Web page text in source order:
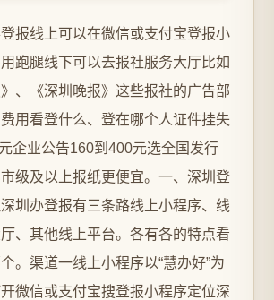
报线上可以在微信或支付宝登报小
跑腿线下可以去报社服务大厅比如
》、《深圳晚报》这些报社的广告部
用看登什么、登在哪个人证件挂失
企业公告160到400元选全国发行
级及以上报纸更便宜。一、深圳登
圳办登报有三条路线上小程序、线
、其他线上平台。各有各的特点看
。渠道一线上小程序以“慧办好”为
微信或支付宝搜登报小程序定位深